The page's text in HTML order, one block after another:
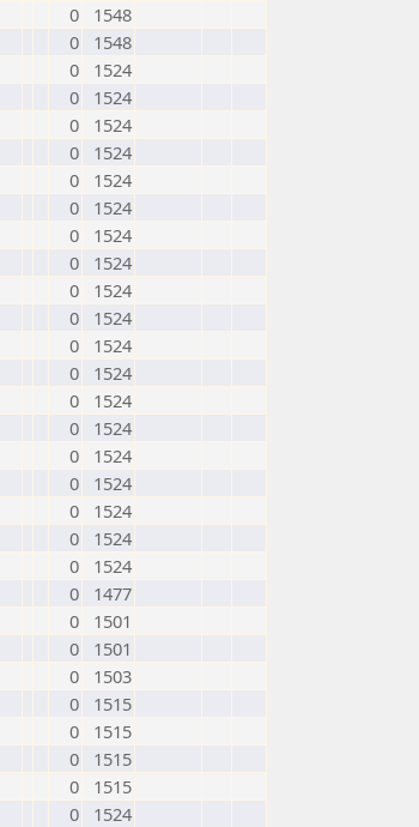
0
1548
0
1548
0
1524
0
1524
0
1524
0
1524
0
1524
0
1524
0
1524
0
1524
0
1524
0
1524
0
1524
0
1524
0
1524
0
1524
0
1524
0
1524
0
1524
0
1524
0
1524
0
1477
0
1501
0
1501
0
1503
0
1515
0
1515
0
1515
0
1515
0
1524